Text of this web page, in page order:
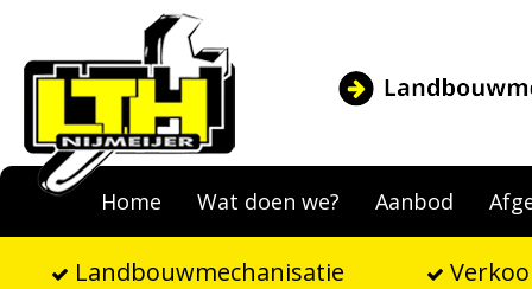
Home Wat doen we? Aanbod
Landbouwmechanisatie